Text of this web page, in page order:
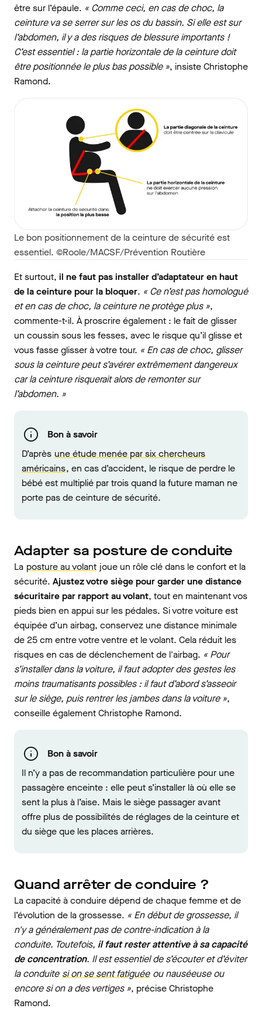
être sur l’épaule. « Comme ceci, en cas de choc, la
ceinture va se serrer sur les os du bassin. Si elle est sur
l’abdomen, il y a des risques de blessure importants !
C’est essentiel : la partie horizontale de la ceinture doit
être positionnée le plus bas possible », insiste Christophe
Ramond.
Le bon positionnement de la ceinture de sécurité est
essentiel. ©Roole/MACSF/Prévention Routière
Et surtout, il ne faut pas installer d’adaptateur en haut
de la ceinture pour la bloquer. « Ce n’est pas homologué
et en cas de choc, la ceinture ne protège plus »,
commente-t-il. À proscrire également : le fait de glisser
un coussin sous les fesses, avec le risque qu’il glisse et
vous fasse glisser à votre tour. « En cas de choc, glisser
sous la ceinture peut s’avérer extrêmement dangereux
car la ceinture risquerait alors de remonter sur
l’abdomen. »
Bon à savoir
D’après une étude menée par six chercheurs
américains, en cas d’accident, le risque de perdre le
bébé est multiplié par trois quand la future maman ne
porte pas de ceinture de sécurité.
Adapter sa posture de conduite
La posture au volant joue un rôle clé dans le confort et la
sécurité. Ajustez votre siège pour garder une distance
sécuritaire par rapport au volant, tout en maintenant vos
pieds bien en appui sur les pédales. Si votre voiture est
équipée d’un airbag, conservez une distance minimale
de 25 cm entre votre ventre et le volant. Cela réduit les
risques en cas de déclenchement de l'airbag. « Pour
s’installer dans la voiture, il faut adopter des gestes les
moins traumatisants possibles : il faut d’abord s’asseoir
sur le siège, puis rentrer les jambes dans la voiture »,
conseille également Christophe Ramond.
Bon à savoir
Il n’y a pas de recommandation particulière pour une
passagère enceinte : elle peut s’installer là où elle se
sent la plus à l’aise. Mais le siège passager avant
offre plus de possibilités de réglages de la ceinture et
du siège que les places arrières.
Quand arrêter de conduire ?
La capacité à conduire dépend de chaque femme et de
l’évolution de la grossesse. « En début de grossesse, il
n'y a généralement pas de contre-indication à la
conduite. Toutefois, il faut rester attentive à sa capacité
de concentration. Il est essentiel de s’écouter et d’éviter
la conduite si on se sent fatiguée ou nauséeuse ou
encore si on a des vertiges », précise Christophe
Ramond.